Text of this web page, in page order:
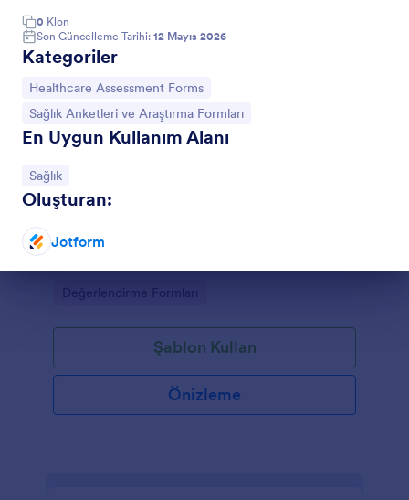
0 Klon
Son Güncelleme Tarihi: 12 Mayıs 2026
Kategoriler
Kategoriye git:
Healthcare Assessment Forms
Kategoriye git:
Sağlık Anketleri ve Araştırma Formları
En Uygun Kullanım Alanı
Kategoriye git:
Sağlık
Oluşturan:
Jotform
Yaşlı Bakım Değerlendirme Anketi
ekipleri ve bakım verenler için yaşlının ihtiyaçlarını
daha net oluşturmayı kolaylaştırır.
Go to Category:
Değerlendirme Formları
Şablon Kullan
Önizleme